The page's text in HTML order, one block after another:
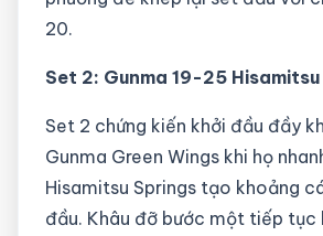
20.
Set 2: Gunma 19-25 Hisamitsu
Set 2 chứng kiến khởi đầu đầy
Gunma Green Wings khi họ
Hisamitsu Springs tạo khoảng
đầu. Khâu đỡ bước một tiếp tục